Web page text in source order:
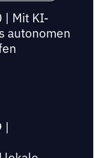
| Mit KI-
autonomen
|